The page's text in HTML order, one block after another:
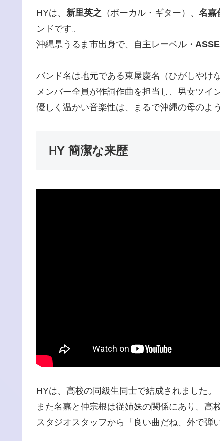
HYは、 新里英之 （ボーカル・ギター）、 名嘉
ンドです。
沖縄県うるま市出身で、自主レーベル・
バンド名は地元である東屋慶名（ひがしやけ
メンバー全員が作詞作曲を担当し、男女ツイ
優しく温かい音楽性は、まるで沖縄の母のよ
HY 簡潔な来歴
HYは、高校の同級生同士で結成されました。
また名嘉と仲宗根は従姉妹の関係にあり、高
スタジオスタッフから「良い曲だね、外で弾